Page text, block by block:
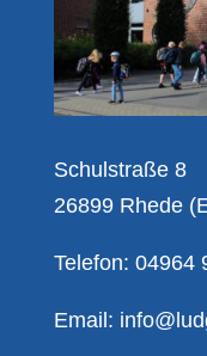
Schulstraße 8
26899 Rhede
Telefon: 04964
Email: